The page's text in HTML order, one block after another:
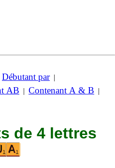
Débutant par|
AB | Contenant A & B |
de 4 lettres